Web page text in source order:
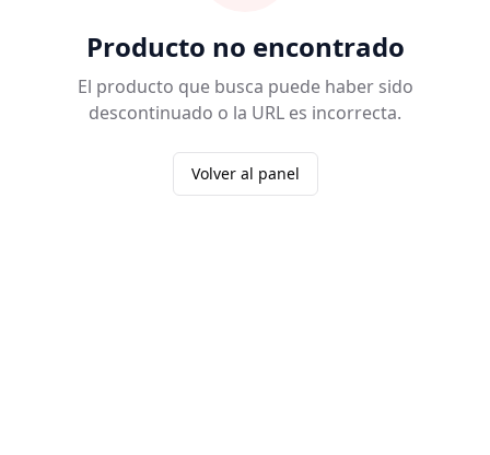
Producto no encontrado
El producto que busca puede haber sido
descontinuado o la URL es incorrecta.
Volver al panel